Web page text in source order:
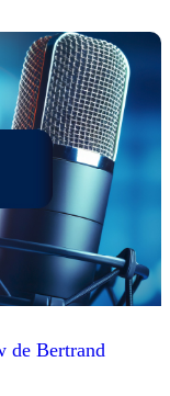
de Bertrand